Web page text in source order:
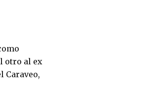
otro al ex
Caraveo,